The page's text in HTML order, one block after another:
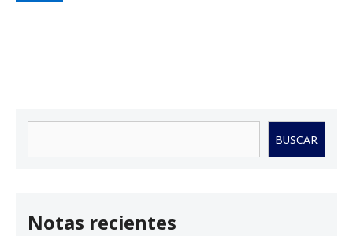
BUSCAR
Notas recientes